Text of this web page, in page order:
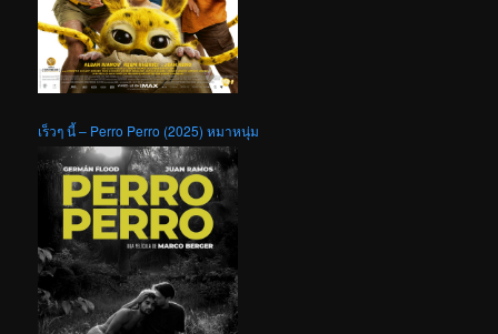
เร็วๆ นี้ – Perro Perro (2025) หมาหนุ่ม